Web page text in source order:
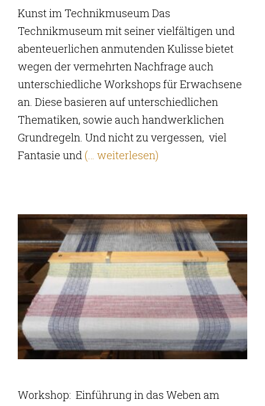
Kunst im Technikmuseum Das
Technikmuseum mit seiner vielfältigen und
abenteuerlichen anmutenden Kulisse bietet
wegen der vermehrten Nachfrage auch
unterschiedliche Workshops für Erwachsene
an. Diese basieren auf unterschiedlichen
Thematiken, sowie auch handwerklichen
Grundregeln. Und nicht zu vergessen, viel
Fantasie und (… weiterlesen)
Workshop: Einführung in das Weben am